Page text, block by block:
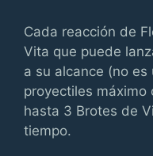
Cada reacción de
Vita que puede
a su alcance (no
proyectiles máximo
hasta 3 Brotes de
tiempo.